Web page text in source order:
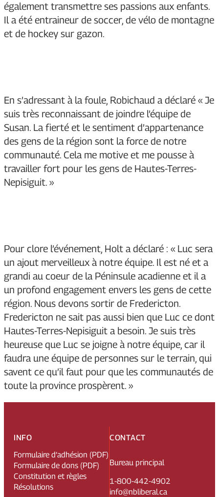
également transmettre ses passions aux enfants.
Il a été entraineur de soccer, de vélo de montagne
et de hockey sur gazon.
En s’adressant à la foule, Robichaud a déclaré « Je
suis très reconnaissant de joindre l’équipe de
Susan. La fierté et le sentiment d’appartenance
des gens de la région sont la force de notre
communauté. Cela me motive et me pousse à
travailler fort pour les gens de Hautes-Terres-
Nepisiguit. »
Pour clore l’événement, Holt a déclaré : « Luc sera
un ajout merveilleux à notre équipe. Il est né et a
grandi au coeur de la Péninsule acadienne et il a
un profond engagement envers les gens de cette
région. Nous devons sortir de Fredericton.
Fredericton ne sait pas aussi bien que Luc ce dont
Hautes-Terres-Nepisiguit a besoin. Je suis très
heureuse que Luc se joigne à notre équipe, car il
faudra une équipe de personnes sur le terrain, qui
savent ce qu’il faut pour que les communautés de
toute la province prospèrent. »
CONTACT
Bureau principal
1-800-442-4902
info@nbliberal.ca
INFO
Formulaire d’adhésion (PDF)
Formulaire de dons (PDF)
Constitution et règles
Résolutions